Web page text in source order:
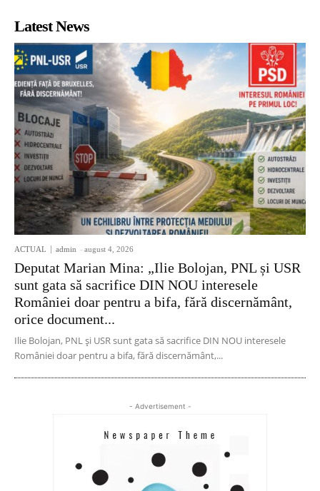
Latest News
ACTUAL admin - august 4, 2026
Deputat Marian Mina: „Ilie Bolojan, PNL și USR
sunt gata să sacrifice DIN NOU interesele
României doar pentru a bifa, fără discernământ,
orice document...
Ilie Bolojan, PNL și USR sunt gata să sacrifice DIN NOU interesele
României doar pentru a bifa, fără discernământ,...
- Advertisement -